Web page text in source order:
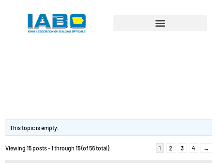
This topic is empty.
Viewing 15 posts - 1 through 15 (of 56 total) 1 2 3 4 →